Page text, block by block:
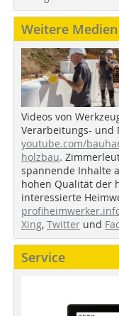
Weitere
Videos von
Verarbeitungs- und
youtube.com/
holzbau.
spannende Inhalte
hohen Qualität der
interessierte
Xing, Twitter und
Service